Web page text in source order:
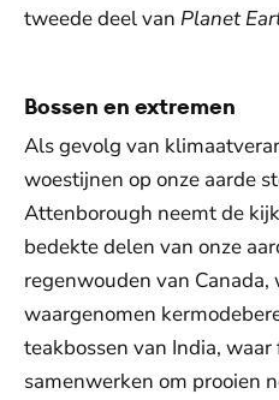
tweede deel van Planet
Bossen en extremen
Als gevolg van
woestijnen op onze aarde
Attenborough neemt de
bedekte delen van onze
regenwouden van Canada,
waargenomen
teakbossen van India,
samenwerken om prooien